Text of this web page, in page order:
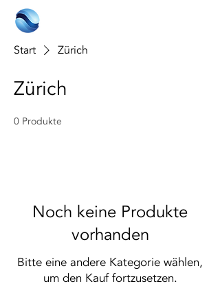
Start Zürich
Zürich
0 Produkte
Noch keine Produkte
vorhanden
Bitte eine andere Kategorie wählen,
um den Kauf fortzusetzen.